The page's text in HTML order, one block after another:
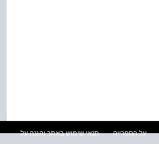
על הספרייה
תנאי שימוש באתר והגנה על